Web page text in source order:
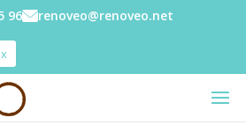
96 renoveo@renoveo.net